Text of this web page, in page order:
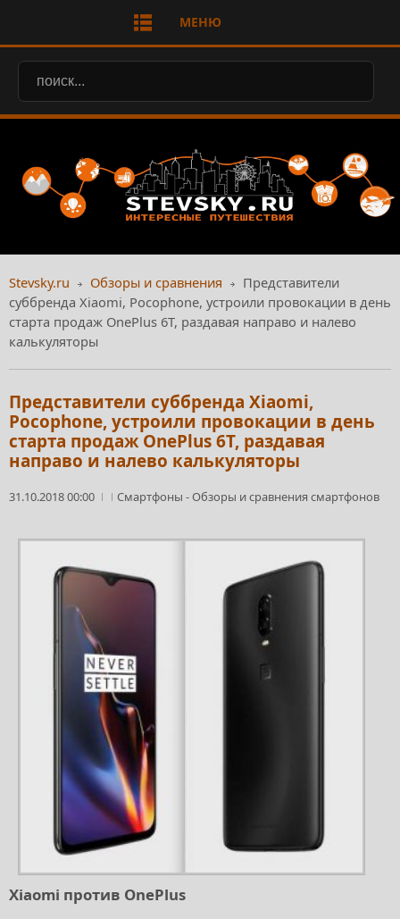
МЕНЮ
Stevsky.ru Обзоры и сравнения
Представители
суббренда Xiaomi, Pocophone, устроили провокации в день
старта продаж OnePlus 6T, раздавая направо и налево
калькуляторы
Представители суббренда Xiaomi,
Pocophone, устроили провокации в день
старта продаж OnePlus 6T, раздавая
направо и налево калькуляторы
31.10.2018 00:00 Смартфоны -Обзоры и сравнения смартфонов
Xiaomi против OnePlus